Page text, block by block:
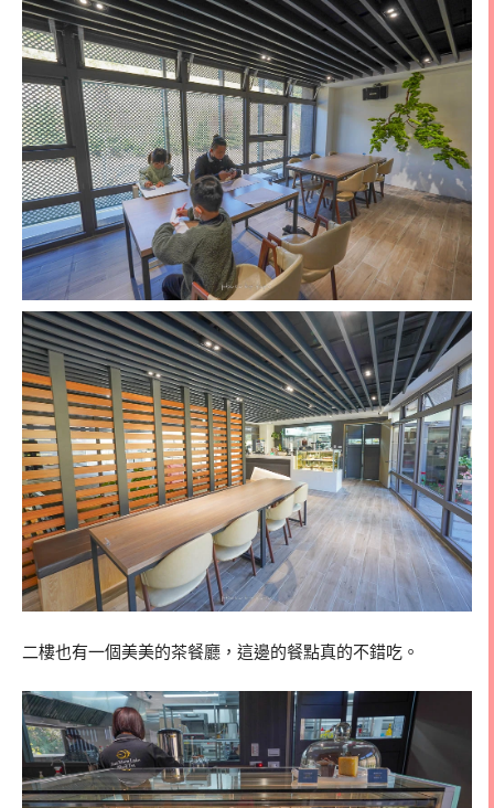
二樓也有一個美美的茶餐廳，這邊的餐點真的不錯吃。